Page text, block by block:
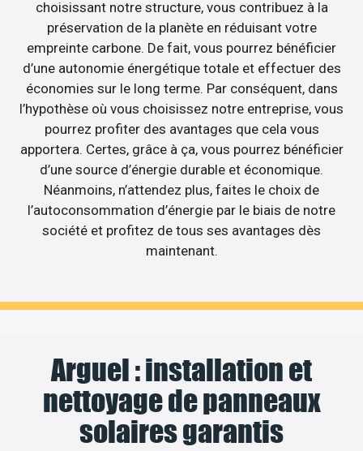
choisissant notre structure, vous contribuez à la
préservation de la planète en réduisant votre
empreinte carbone. De fait, vous pourrez bénéficier
d’une autonomie énergétique totale et effectuer des
économies sur le long terme. Par conséquent, dans
l’hypothèse où vous choisissez notre entreprise, vous
pourrez profiter des avantages que cela vous
apportera. Certes, grâce à ça, vous pourrez bénéficier
d’une source d’énergie durable et économique.
Néanmoins, n’attendez plus, faites le choix de
l’autoconsommation d’énergie par le biais de notre
société et profitez de tous ses avantages dès
maintenant.
Arguel : installation et
nettoyage de panneaux
solaires garantis